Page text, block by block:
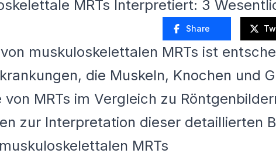
MRTs Interpretiert: 3
Share
muskuloskelettalen MRTs ist
die Muskeln, Knochen und
von MRTs im Vergleich zu
zur Interpretation dieser detaillierten
MRTs